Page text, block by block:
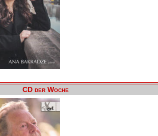
CD der Woche